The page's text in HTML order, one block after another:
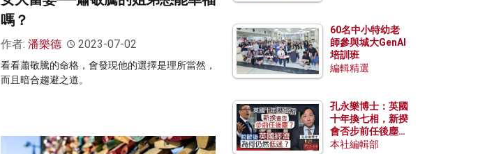
嗎？
作者: 潘樂德 2023-07-02
看看蕭敬騰的命格，會發現他的選擇是理所當然，
而且暗合趨避之道。
60名中小特幼老
師參與城大GenAI
培訓班
編輯精選
孔永樂博士：英國
十年換七相，新揆
會否步前任後塵？
脫歐後英國經濟為
本社編輯部